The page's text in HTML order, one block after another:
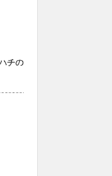
チの